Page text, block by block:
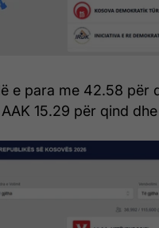
e para me 42.58 për
15.29 për qind